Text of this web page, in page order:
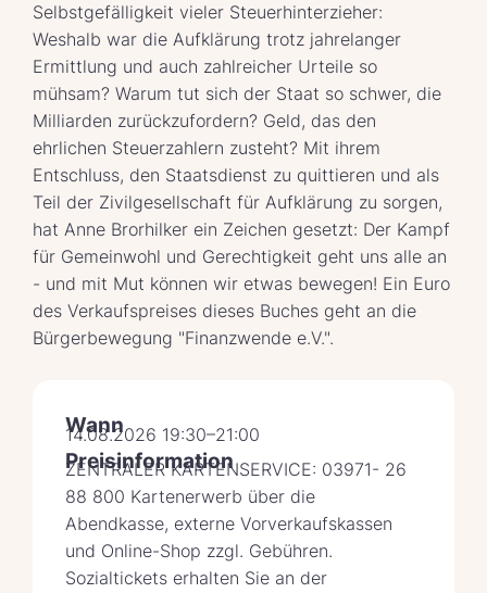
Selbstgefälligkeit vieler Steuerhinterzieher:
Weshalb war die Aufklärung trotz jahrelanger
Ermittlung und auch zahlreicher Urteile so
mühsam? Warum tut sich der Staat so schwer, die
Milliarden zurückzufordern? Geld, das den
ehrlichen Steuerzahlern zusteht? Mit ihrem
Entschluss, den Staatsdienst zu quittieren und als
Teil der Zivilgesellschaft für Aufklärung zu sorgen,
hat Anne Brorhilker ein Zeichen gesetzt: Der Kampf
für Gemeinwohl und Gerechtigkeit geht uns alle an
- und mit Mut können wir etwas bewegen! Ein Euro
des Verkaufspreises dieses Buches geht an die
Bürgerbewegung "Finanzwende e.V.".
Wann
14.08.2026 19:30–21:00
Preisinformation
ZENTRALER KARTENSERVICE: 03971- 26
88 800 Kartenerwerb über die
Abendkasse, externe Vorverkaufskassen
und Online-Shop zzgl. Gebühren.
Sozialtickets erhalten Sie an der